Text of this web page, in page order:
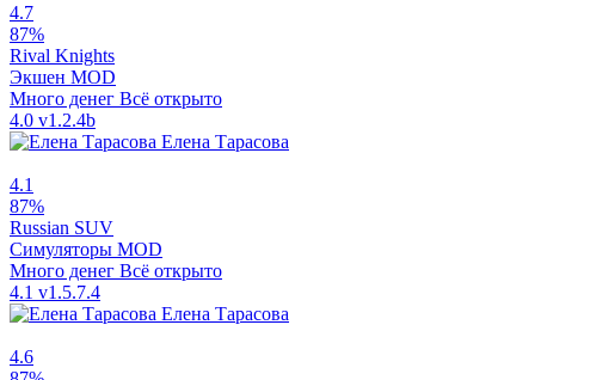
4.7
87%
Rival Knights
Экшен MOD
Много денег Всё открыто
4.0 v1.2.4b
Елена Тарасова
4.1
87%
Russian SUV
Симуляторы MOD
Много денег Всё открыто
4.1 v1.5.7.4
Елена Тарасова
4.6